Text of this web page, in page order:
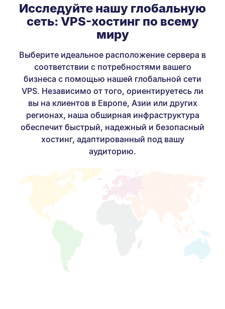
Исследуйте нашу глобальную
сеть: VPS-хостинг по всему
миру
Выберите идеальное расположение сервера в
соответствии с потребностями вашего
бизнеса с помощью нашей глобальной сети
VPS. Независимо от того, ориентируетесь ли
вы на клиентов в Европе, Азии или других
регионах, наша обширная инфраструктура
обеспечит быстрый, надежный и безопасный
хостинг, адаптированный под вашу
аудиторию.